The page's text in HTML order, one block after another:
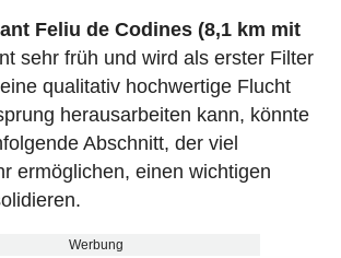
Feliu de Codines (8,1 km mit
sehr früh und wird als erster Filter
qualitativ hochwertige Flucht
herausarbeiten kann, könnte
Abschnitt, der viel
ermöglichen, einen wichtigen
Werbung